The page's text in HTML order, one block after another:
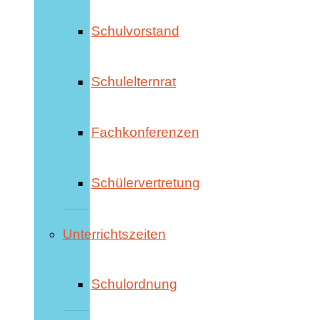
Schulvorstand
Schulelternrat
Fachkonferenzen
Schülervertretung
Unterrichtszeiten
Schulordnung